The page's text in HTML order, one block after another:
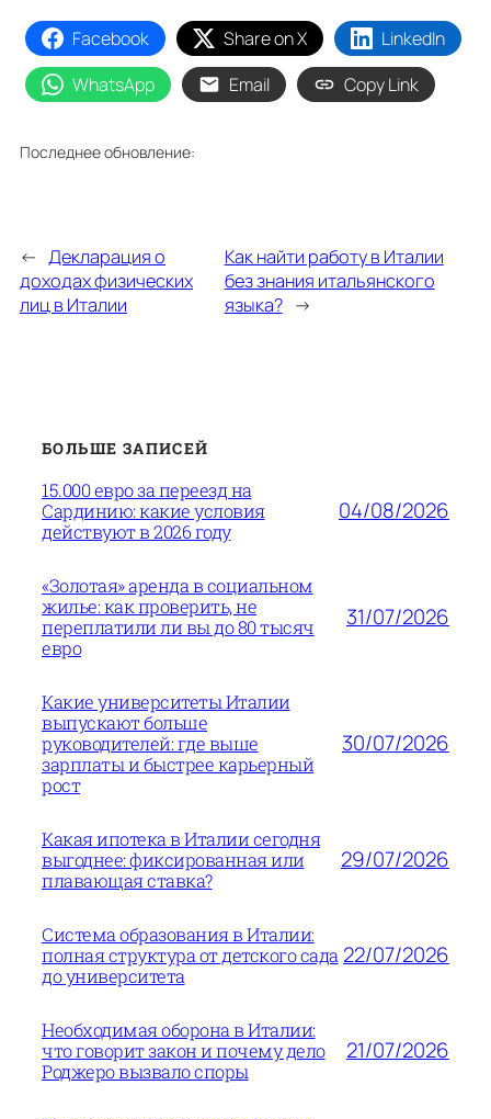
Facebook Share on X
LinkedIn
WhatsApp
Email Copy Link
Последнее обновление:
← Декларация о
доходах физических
лиц в Италии
Как найти работу в Италии
без знания итальянского
языка? →
БОЛЬШЕ ЗАПИСЕЙ
15.000 евро за переезд на
Сардинию: какие условия
действуют в 2026 году
04/08/2026
«Золотая» аренда в социальном
жилье: как проверить, не
переплатили ли вы до 80 тысяч
евро
31/07/2026
Какие университеты Италии
выпускают больше
руководителей: где выше
зарплаты и быстрее карьерный
рост
30/07/2026
Какая ипотека в Италии сегодня
выгоднее: фиксированная или
плавающая ставка?
29/07/2026
Система образования в Италии:
полная структура от детского сада
до университета
22/07/2026
Необходимая оборона в Италии:
что говорит закон и почему дело
Роджеро вызвало споры
21/07/2026